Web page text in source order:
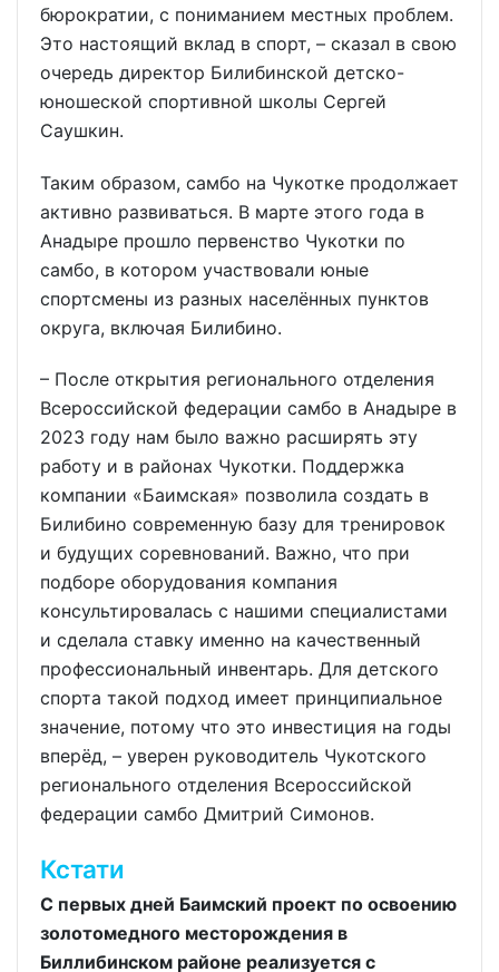
бюрократии, с пониманием местных проблем.
Это настоящий вклад в спорт, – сказал в свою
очередь директор Билибинской детско-
юношеской спортивной школы Сергей
Саушкин.
Таким образом, самбо на Чукотке продолжает
активно развиваться. В марте этого года в
Анадыре прошло первенство Чукотки по
самбо, в котором участвовали юные
спортсмены из разных населённых пунктов
округа, включая Билибино.
– После открытия регионального отделения
Всероссийской федерации самбо в Анадыре в
2023 году нам было важно расширять эту
работу и в районах Чукотки. Поддержка
компании «Баимская» позволила создать в
Билибино современную базу для тренировок
и будущих соревнований. Важно, что при
подборе оборудования компания
консультировалась с нашими специалистами
и сделала ставку именно на качественный
профессиональный инвентарь. Для детского
спорта такой подход имеет принципиальное
значение, потому что это инвестиция на годы
вперёд, – уверен руководитель Чукотского
регионального отделения Всероссийской
федерации самбо Дмитрий Симонов.
Кстати
С первых дней Баимский проект по освоению
золотомедного месторождения в
Биллибинском районе реализуется с